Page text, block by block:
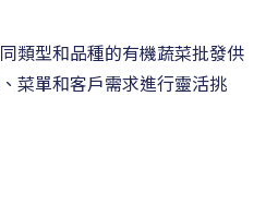
類型和品種的有機蔬菜批發供
菜單和客戶需求進行靈活挑